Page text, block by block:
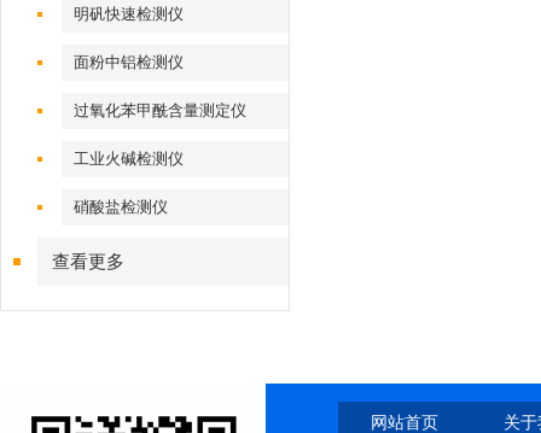
明矾快速检测仪
面粉中铝检测仪
过氧化苯甲酰含量测定仪
工业火碱检测仪
硝酸盐检测仪
查看更多
网站首页 关